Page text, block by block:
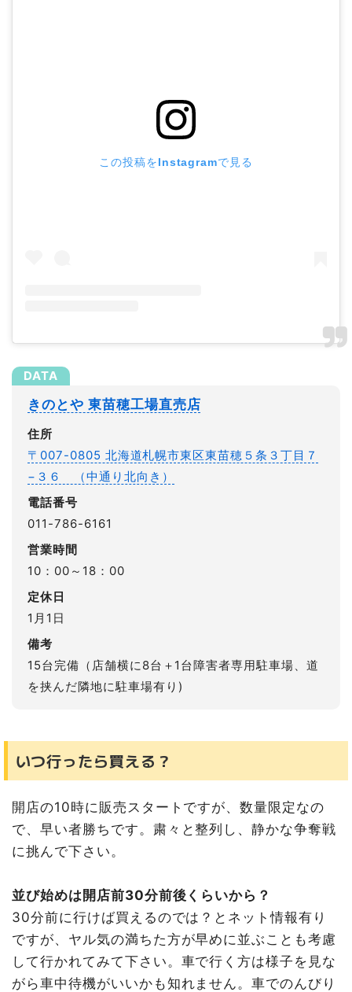
この投稿をInstagramで見る
きのとや 東苗穂工場直売店
住所
〒007-0805 北海道札幌市東区東苗穂５条３丁目７
−３６ （中通り北向き）
電話番号
011-786-6161
営業時間
10：00～18：00
定休日
1月1日
備考
15台完備（店舗横に8台＋1台障害者専用駐車場、道
を挟んだ隣地に駐車場有り)
いつ行ったら買える？
開店の10時に販売スタートですが、数量限定なの
で、早い者勝ちです。粛々と整列し、静かな争奪戦
に挑んで下さい。
並び始めは開店前30分前後くらいから？
30分前に行けば買えるのでは？とネット情報有り
ですが、ヤル気の満ちた方が早めに並ぶことも考慮
して行かれてみて下さい。車で行く方は様子を見な
がら車中待機がいいかも知れません。車でのんびり